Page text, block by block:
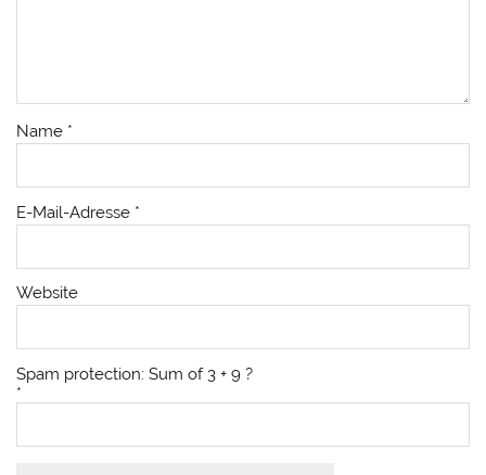
Name *
E-Mail-Adresse *
Website
Spam protection: Sum of 3 + 9 ?
*